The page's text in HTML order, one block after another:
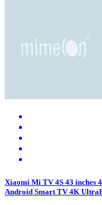
Xiaomi Mi TV 4S 43 inches
Android Smart TV 4K